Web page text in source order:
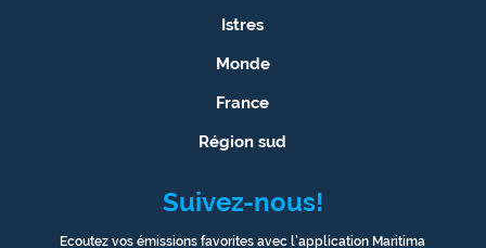
Istres
Monde
France
Région sud
Suivez-nous!
Ecoutez vos émissions favorites avec l’application Maritima